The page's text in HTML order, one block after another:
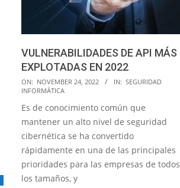
VULNERABILIDADES DE API MÁS
EXPLOTADAS EN 2022
2022-
11-
24
ON: NOVEMBER 24, 2022 IN: SEGURIDAD
INFORMÁTICA
Es de conocimiento común que
mantener un alto nivel de seguridad
cibernética se ha convertido
rápidamente en una de las principales
prioridades para las empresas de todos
los tamaños, y